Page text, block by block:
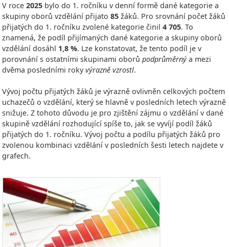
V roce 2025 bylo do 1. ročníku v denní formě dané kategorie a
skupiny oborů vzdělání přijato 85 žáků. Pro srovnání počet žáků
přijatých do 1. ročníku zvolené kategorie činil 4 705. To
znamená, že podíl přijímaných dané kategorie a skupiny oborů
vzdělání dosáhl 1,8 %. Lze konstatovat, že tento podíl je v
porovnání s ostatními skupinami oborů podprůměrnýa mezi
dvěma posledními rokyvýrazně vzrostl.
Vývoj počtu přijatých žáků je výrazně ovlivněn celkových počtem
uchazečů o vzdělání, který se hlavně v posledních letech výrazně
snižuje. Z tohoto důvodu je pro zjištění zájmu o vzdělání v dané
skupině vzdělání rozhodující spíše to, jak se vyvíjí podíl žáků
přijatých do 1. ročníku. Vývoj počtu a podílu přijatých žáků pro
zvolenou kombinaci vzdělání v posledních šesti letech najdete v
grafech.